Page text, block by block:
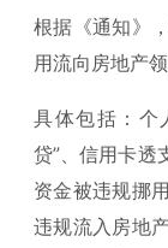
根据《通知》
用流向房地产领
具体包括：个
贷”、信用卡透
资金被违规挪
违规流入房地